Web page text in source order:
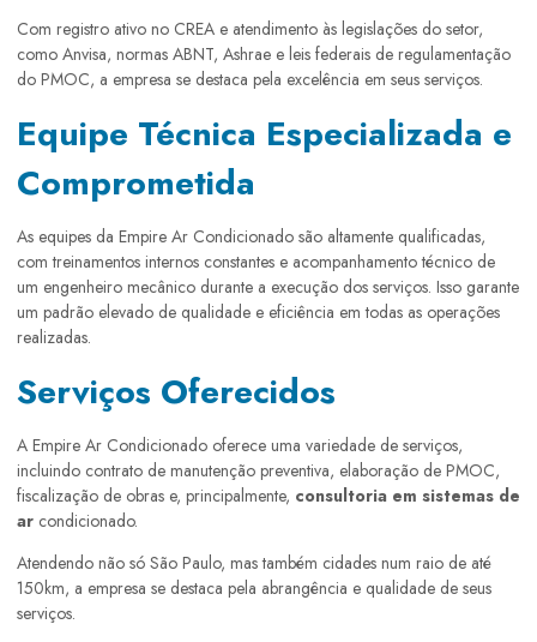
Com registro ativo no CREA e atendimento às legislações do setor,
como Anvisa, normas ABNT, Ashrae e leis federais de regulamentação
do PMOC, a empresa se destaca pela excelência em seus serviços.
Equipe Técnica Especializada e
Comprometida
As equipes da Empire Ar Condicionado são altamente qualificadas,
com treinamentos internos constantes e acompanhamento técnico de
um engenheiro mecânico durante a execução dos serviços. Isso garante
um padrão elevado de qualidade e eficiência em todas as operações
realizadas.
Serviços Oferecidos
A Empire Ar Condicionado oferece uma variedade de serviços,
incluindo contrato de manutenção preventiva, elaboração de PMOC,
fiscalização de obras e, principalmente, consultoria em sistemas de
ar condicionado.
Atendendo não só São Paulo, mas também cidades num raio de até
150km, a empresa se destaca pela abrangência e qualidade de seus
serviços.